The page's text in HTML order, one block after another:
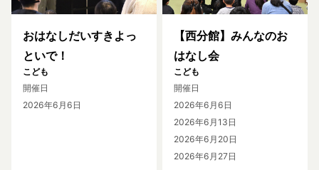
おはなしだいすきよっ
といで！
こども
開催日
2026年6月6日
【西分館】みんなのお
はなし会
こども
開催日
2026年6月6日
2026年6月13日
2026年6月20日
2026年6月27日